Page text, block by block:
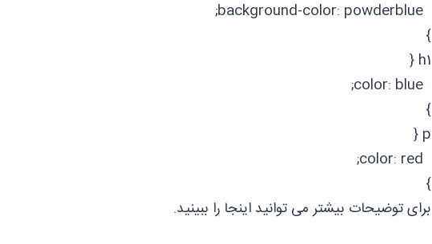
}
h1 {
}
p {
}
برای توضیحات بیشتر می توانیداینجا را ببینید.